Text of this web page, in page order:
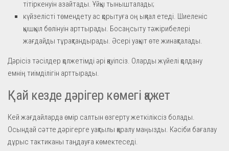
тітіркенуін азайтады. Ұйқы тынышталады;
күйзелісті төмендету ас қорытуға оң ықпал етеді. Шиеленіс
қышқыл бөлінуін арттырады. Босаңсыту тәжірибелері
жағдайды тұрақтандырады. Әсері уақыт өте жинақталады.
Дәрісіз тәсілдер қолжетімді әрі қауіпсіз. Оларды жүйелі қолдану
емнің тиімділігін арттырады.
Қай кезде дәрігер көмегі қажет
Кей жағдайларда өмір салтын өзгерту жеткіліксіз болады.
Осындай сәтте дәрігерге уақтылы қаралу маңызды. Кәсіби бағалау
дұрыс тактиканы таңдауға көмектеседі.